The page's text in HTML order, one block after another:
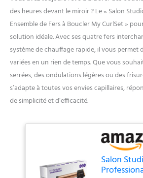
des heures devant le miroir ? Le « Salon
Ensemble de Fers à Boucler My CurlSet »
solution idéale. Avec ses quatre fers
système de chauffage rapide, il vous permet
variées en un rien de temps. Que vous
serrées, des ondulations légères ou des
s’adapte à toutes vos envies capillaires,
de simplicité et d’efficacité.
Salon